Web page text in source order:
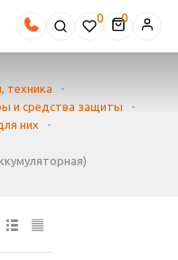
0
техника
-
и средства защиты
-
них
-